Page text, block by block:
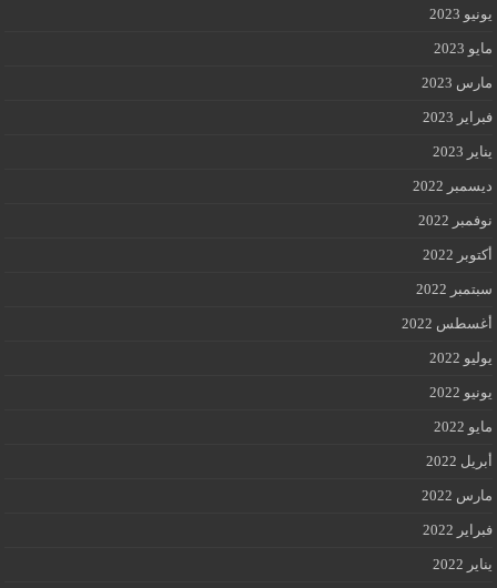
يونيو 2023
مايو 2023
مارس 2023
فبراير 2023
يناير 2023
ديسمبر 2022
نوفمبر 2022
أكتوبر 2022
سبتمبر 2022
أغسطس 2022
يوليو 2022
يونيو 2022
مايو 2022
أبريل 2022
مارس 2022
فبراير 2022
يناير 2022